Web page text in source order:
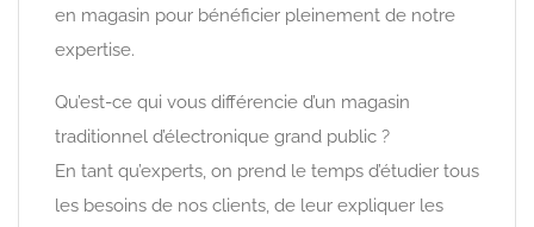
en magasin pour bénéficier pleinement de notre
expertise.
Qu’est-ce qui vous différencie d’un magasin
traditionnel d’électronique grand public ?
En tant qu’experts, on prend le temps d’étudier tous
les besoins de nos clients, de leur expliquer les